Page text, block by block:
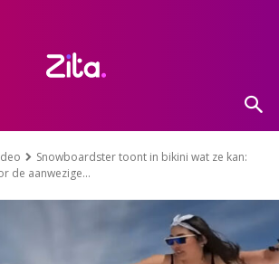
Snowboardster toont in bikini wat ze kan:
de aanwezige...